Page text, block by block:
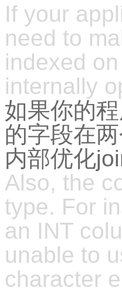
If your
need to
indexed
internally
如果你的
的字段在
内部优化
Also, the
type. For
an INT
unable to
character